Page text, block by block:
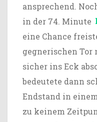
ansprechend.
in der 74. Minute
eine Chance
gegnerischen
sicher ins Eck
bedeutete dann
Endstand in
zu keinem